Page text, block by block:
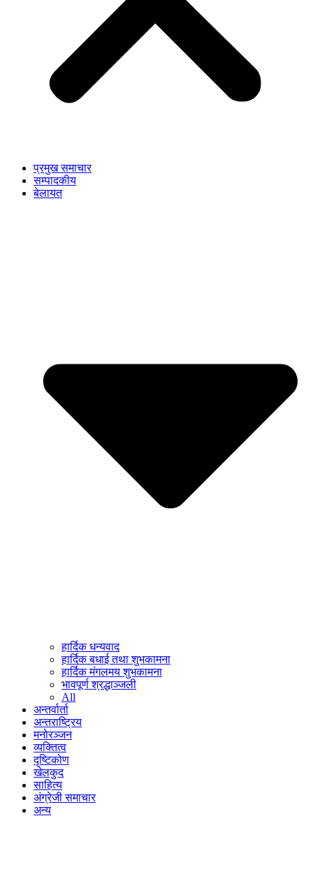
प्रमुख समाचार
सम्पादकीय
बेलायत
हार्दिक धन्यवाद
हार्दिक बधाई तथा शुभकामना
हार्दिक मंगलमय शुभकामना
भावपूर्ण श्रद्धाञ्जली
All
अन्तर्वार्ता
अन्तराष्ट्रिय
मनोरञ्जन
व्यक्तित्व
दृष्टिकोण
खेलकुद
साहित्य
अंग्रेजी समाचार
अन्य